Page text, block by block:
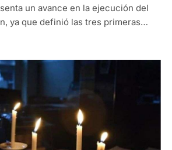
un avance en la ejecución del
ya que definió las tres primeras…